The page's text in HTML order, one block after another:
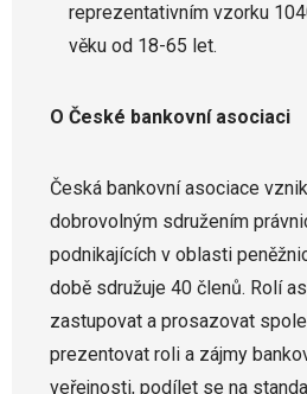
reprezentativním vzorku
věku od 18-65 let.
O České bankovní asociaci
Česká bankovní asociace
dobrovolným sdružením
podnikajících v oblasti
době sdružuje 40 členů. Rolí
zastupovat a prosazovat
prezentovat roli a zájmy
veřejnosti, podílet se na